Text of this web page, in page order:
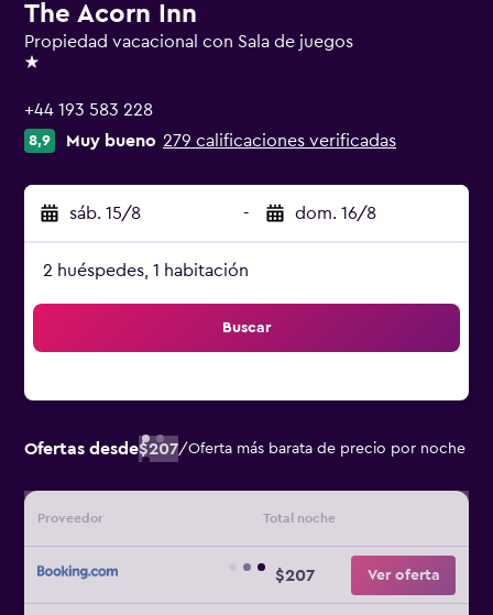
The Acorn Inn
Propiedad vacacional con Sala de juegos
1 estrella
+44 193 583 228
8,9 Muy bueno 279 calificaciones verificadas
sáb. 15/8 - dom. 16/8
2 huéspedes, 1 habitación
Buscar
Ofertas desde$207/Oferta más barata de precio por noche
Proveedor Total noche
$207 Ver oferta